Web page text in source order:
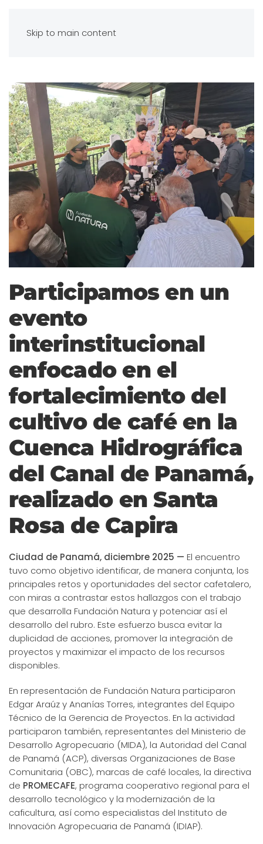
Skip to main content
Participamos en un
evento
interinstitucional
enfocado en el
fortalecimiento del
cultivo de café en la
Cuenca Hidrográfica
del Canal de Panamá,
realizado en Santa
Rosa de Capira
Ciudad de Panamá, diciembre 2025 — El encuentro
tuvo como objetivo identificar, de manera conjunta, los
principales retos y oportunidades del sector cafetalero,
con miras a contrastar estos hallazgos con el trabajo
que desarrolla Fundación Natura y potenciar así el
desarrollo del rubro. Este esfuerzo busca evitar la
duplicidad de acciones, promover la integración de
proyectos y maximizar el impacto de los recursos
disponibles.
En representación de Fundación Natura participaron
Edgar Araúz y Ananías Torres, integrantes del Equipo
Técnico de la Gerencia de Proyectos. En la actividad
participaron también, representantes del Ministerio de
Desarrollo Agropecuario (MIDA), la Autoridad del Canal
de Panamá (ACP), diversas Organizaciones de Base
Comunitaria (OBC), marcas de café locales, la directiva
de PROMECAFE, programa cooperativo regional para el
desarrollo tecnológico y la modernización de la
caficultura, así como especialistas del Instituto de
Innovación Agropecuaria de Panamá (IDIAP).